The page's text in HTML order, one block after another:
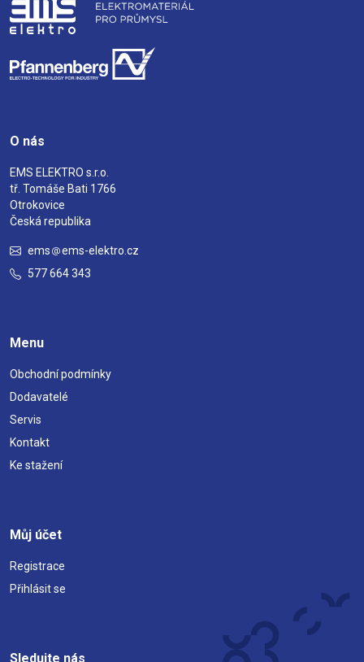
O nás
EMS ELEKTRO s.r.o.
tř. Tomáše Bati 1766
Otrokovice
Česká republika
ems
ems-elektro.cz
577 664 343
Menu
Obchodní podmínky
Dodavatelé
Servis
Kontakt
Ke stažení
Můj účet
Registrace
Přihlásit se
Sledujte nás